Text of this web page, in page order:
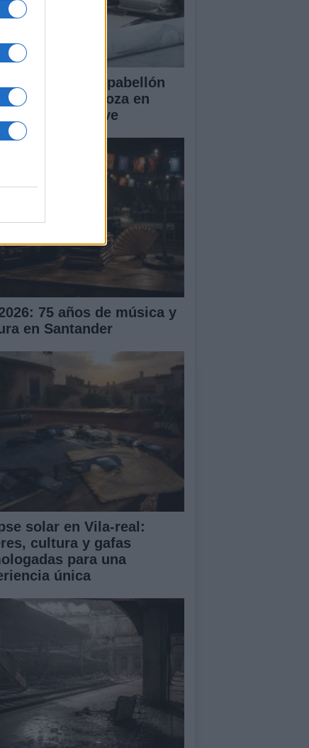
del pabellón
Expo de Zaragoza en
sanitario clave
75 años de música y
en Santander
solar en Vila-real:
cultura y gafas
para una
única